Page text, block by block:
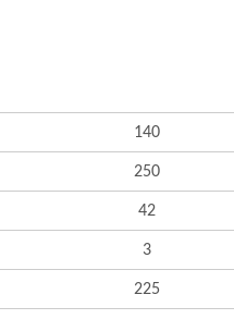
140
250
42
3
225